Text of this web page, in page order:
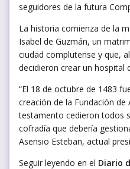
seguidores de la futura
La historia comienza de la
Isabel de Guzmán, un
ciudad complutense y que,
decidieron crear un hospital
“El 18 de octubre de 1483
creación de la Fundación
testamento cedieron todos
cofradía que debería
Asensio Esteban, actual
Seguir leyendo en el Diario